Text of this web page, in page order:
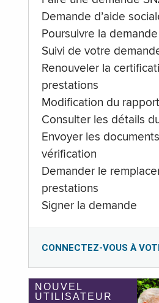
Demande d’aide
Poursuivre la demande
Suivi de votre
Renouveler la
prestations
Modification du rapport
Consulter les détails
Envoyer les
vérification
Demander le
prestations
Signer la demande
CONNECTEZ-VOUS À
NOUVEL
UTILISATEUR